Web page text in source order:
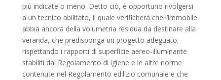
più indicate o meno. Detto ciò, è opportuno rivolgersi
a un tecnico abilitato, il quale verificherà che l’immobile
abbia ancora della volumetria residua da destinare alla
veranda, che predisponga un progetto adeguato,
rispettando i rapporti di superficie aereo-illuminante
stabiliti dal Regolamento di igiene e le altre norme
contenute nel Regolamento edilizio comunale e che